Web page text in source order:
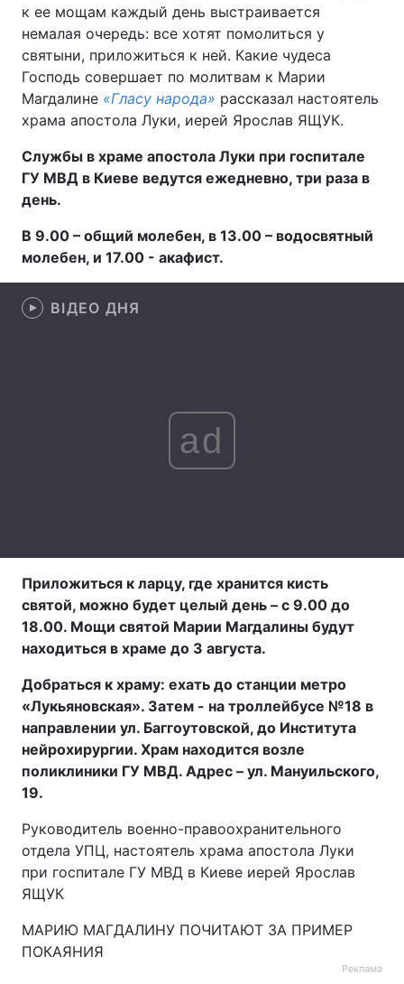
Україна Політика
Економіка
Інциденти
Туризм
Відео з Youtube Статті
Архів Вакансії
Контакти
Послуги
к ее мощам каждый день выстраивается
немалая очередь: все хотят помолиться у
святыни, приложиться к ней. Какие чудеса
Господь совершает по молитвам к Марии
Магдалине «Гласу народа» рассказал настоятель
храма апостола Луки, иерей Ярослав ЯЩУК.
Службы в храме апостола Луки при госпитале
ГУ МВД в Киеве ведутся ежедневно, три раза в
день.
В 9.00 – общий молебен, в 13.00 – водосвятный
молебен, и 17.00 - акафист.
ВІДЕО ДНЯ
ad
Приложиться к ларцу, где хранится кисть
святой, можно будет целый день – с 9.00 до
18.00. Мощи святой Марии Магдалины будут
находиться в храме до 3 августа.
Добраться к храму: ехать до станции метро
«Лукьяновская». Затем - на троллейбусе №18 в
направлении ул. Баггоутовской, до Института
нейрохирургии. Храм находится возле
поликлиники ГУ МВД. Адрес – ул. Мануильского,
19.
Руководитель военно-правоохранительного
отдела УПЦ, настоятель храма апостола Луки
при госпитале ГУ МВД в Киеве иерей Ярослав
ЯЩУК
МАРИЮ МАГДАЛИНУ ПОЧИТАЮТ ЗА ПРИМЕР
ПОКАЯНИЯ
Реклама